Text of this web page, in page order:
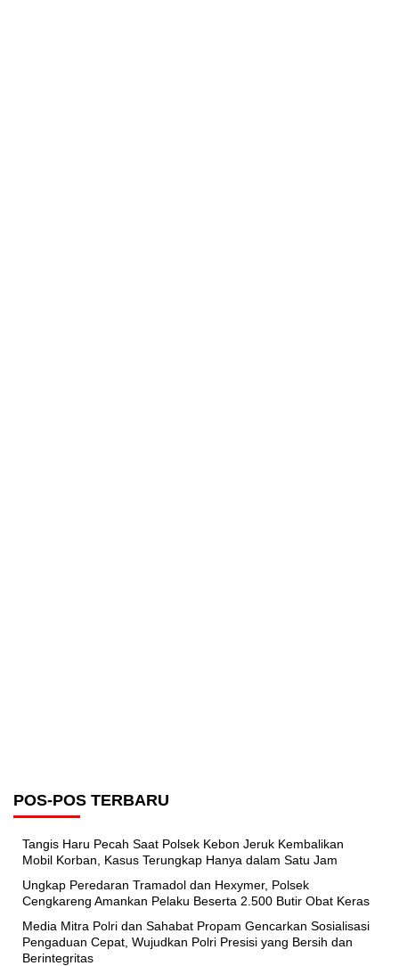
POS-POS TERBARU
Tangis Haru Pecah Saat Polsek Kebon Jeruk Kembalikan
Mobil Korban, Kasus Terungkap Hanya dalam Satu Jam
Ungkap Peredaran Tramadol dan Hexymer, Polsek
Cengkareng Amankan Pelaku Beserta 2.500 Butir Obat Keras
Media Mitra Polri dan Sahabat Propam Gencarkan Sosialisasi
Pengaduan Cepat, Wujudkan Polri Presisi yang Bersih dan
Berintegritas